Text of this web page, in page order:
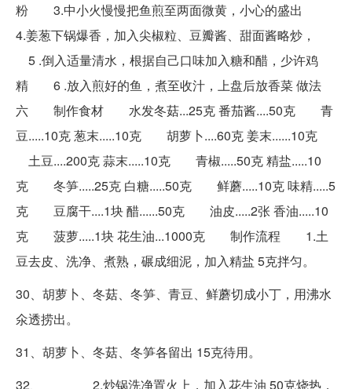
粉 3.中小火慢慢把鱼煎至两面微黄，小心的盛出
4.姜葱下锅爆香，加入尖椒粒、豆瓣酱、甜面酱略炒，
5 .倒入适量清水，根据自己口味加入糖和醋，少许鸡
精 6 .放入煎好的鱼，煮至收汁，上盘后放香菜 做法
六 制作食材 水发冬菇...25克 番茄酱....50克 青
豆.....10克 葱末.....10克 胡萝卜....60克 姜末......10克
土豆....200克 蒜末.....10克 青椒.....50克 精盐.....10
克 冬笋.....25克 白糖.....50克 鲜蘑.....10克 味精.....5
克 豆腐干....1块 醋......50克 油皮.....2张 香油.....10
克 菠萝.....1块 花生油...1000克 制作流程 1.土
豆去皮、洗净、煮熟，碾成细泥，加入精盐 5克拌匀。
30、胡萝卜、冬菇、冬笋、青豆、鲜蘑切成小丁，用沸水
氽透捞出。
31、胡萝卜、冬菇、冬笋各留出 15克待用。
32、 2.炒锅洗净置火上，加入花生油 50克烧热，